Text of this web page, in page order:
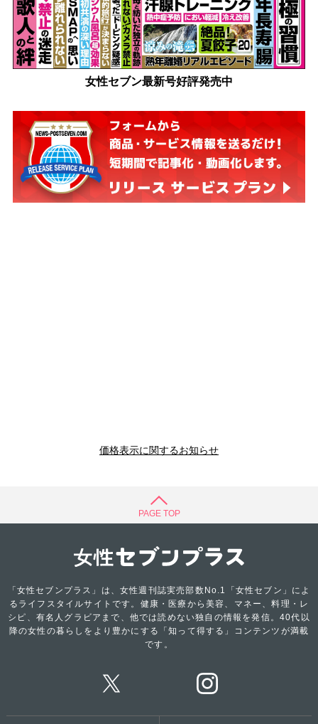
女性セブン最新号好評発売中
価格表示に関するお知らせ
PAGE TOP
「女性セブンプラス」は、女性週刊誌実売部数No.1「女性セブン」によ
るライフスタイルサイトです。健康・医療から美容、マネー、料理・レ
シピ、有名人グラビアまで、他では読めない独自の情報を発信。40代以
降の女性の暮らしをより豊かにする「知って得する」コンテンツが満載
です。